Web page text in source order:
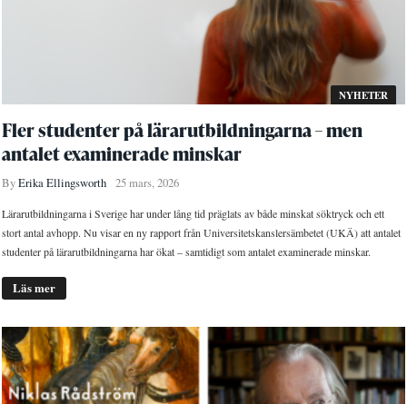
NYHETER
Fler studenter på lärarutbildningarna – men
antalet examinerade minskar
ByErika Ellingsworth 25 mars, 2026
Lärarutbildningarna i Sverige har under lång tid präglats av både minskat söktryck och ett
stort antal avhopp. Nu visar en ny rapport från Universitetskanslersämbetet (UKÄ) att antalet
studenter på lärarutbildningarna har ökat – samtidigt som antalet examinerade minskar.
Läs mer